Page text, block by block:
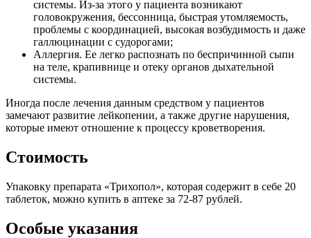
системы. Из-за этого у пациента возникают
головокружения, бессонница, быстрая утомляемость,
проблемы с координацией, высокая возбудимость и даже
галлюцинации с судорогами;
Аллергия. Ее легко распознать по беспричинной сыпи
на теле, крапивнице и отеку органов дыхательной
системы.
Иногда после лечения данным средством у пациентов
замечают развитие лейкопении, а также другие нарушения,
которые имеют отношение к процессу кроветворения.
Стоимость
Упаковку препарата «Трихопол», которая содержит в себе 20
таблеток, можно купить в аптеке за 72-87 рублей.
Особые указания